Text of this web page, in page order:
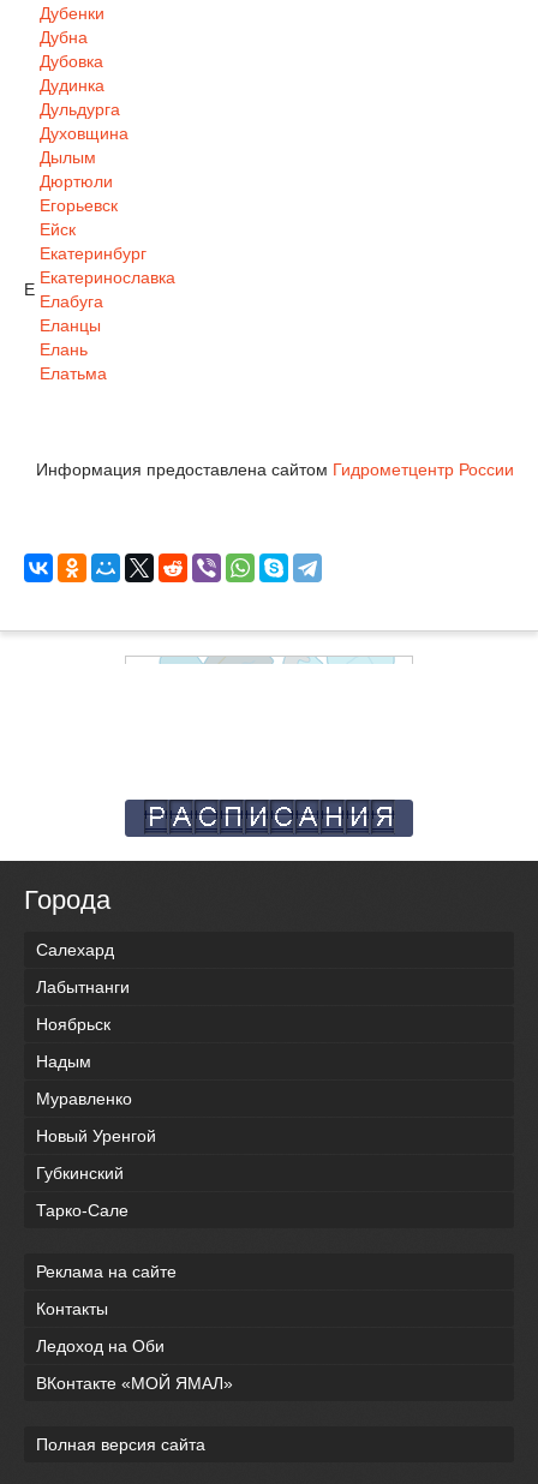
Дубенки
Дубна
Дубовка
Дудинка
Дульдурга
Духовщина
Дылым
Дюртюли
Е
Егорьевск
Ейск
Екатеринбург
Екатеринославка
Елабуга
Еланцы
Елань
Елатьма
Информация предоставлена сайтом Гидрометцентр России
Города
Салехард
Лабытнанги
Ноябрьск
Надым
Муравленко
Новый Уренгой
Губкинский
Тарко-Сале
Реклама на сайте
Контакты
Ледоход на Оби
ВКонтакте «МОЙ ЯМАЛ»
Полная версия сайта